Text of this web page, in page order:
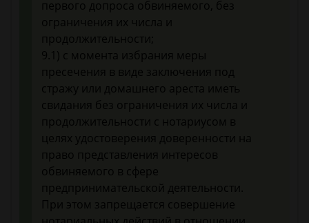
первого допроса обвиняемого, без
ограничения их числа и
продолжительности;
9.1) с момента избрания меры
пресечения в виде заключения под
стражу или домашнего ареста иметь
свидания без ограничения их числа и
продолжительности с нотариусом в
целях удостоверения доверенности на
право представления интересов
обвиняемого в сфере
предпринимательской деятельности.
При этом запрещается совершение